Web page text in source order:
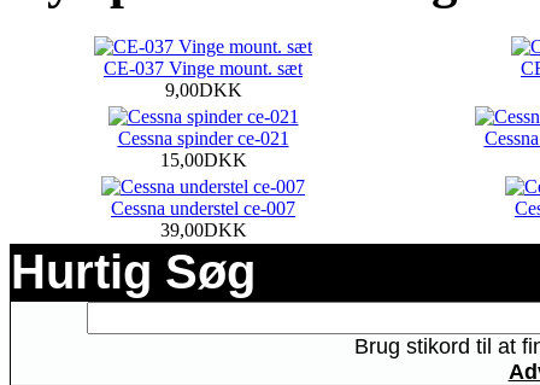
CE-037 Vinge mount. sæt
9,00DKK
Cessna spinder ce-021
15,00DKK
Cessna understel ce-007
39,00DKK
Hurtig Søg
Brug stikord til at